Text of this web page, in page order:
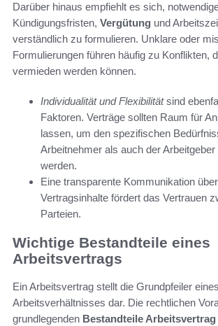
Darüber hinaus empfiehlt es sich,
Kündigungsfristen, Vergütung und
verständlich zu formulieren. Unklare oder
Formulierungen führen häufig zu Konflikten,
vermieden werden können.
Individualität und Flexibilitätsind
Faktoren. Verträge sollten Raum für
lassen, um den spezifischen
Arbeitnehmer als auch der
werden.
Eine transparente Kommunikation
Vertragsinhalte fördert das Vertrauen
Parteien.
Wichtige Bestandteile eines
Arbeitsvertrags
Ein Arbeitsvertrag stellt die Grundpfeiler eines
Arbeitsverhältnisses dar. Die rechtlichen
grundlegenden Bestandteile Arbeitsvertrag